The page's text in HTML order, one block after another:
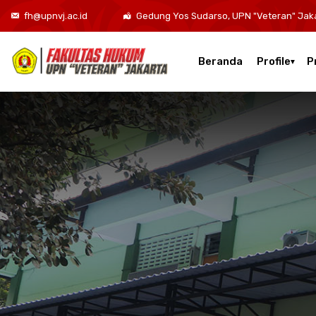
fh@upnvj.ac.id Gedung Yos Sudarso, UPN "Veteran"
Beranda Profile